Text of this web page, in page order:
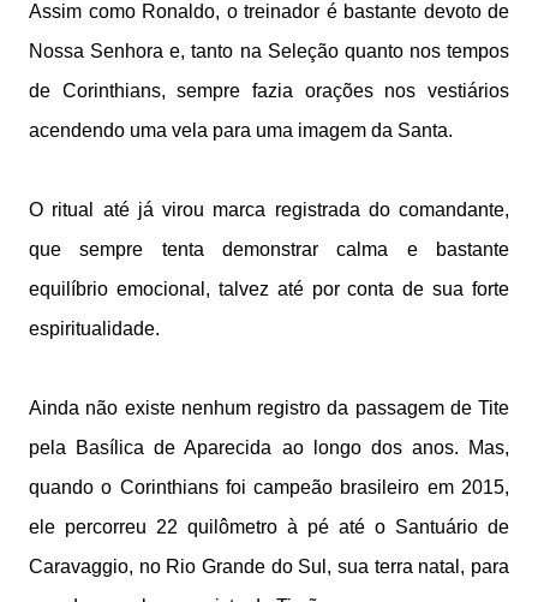
Assim como Ronaldo, o treinador é bastante devoto de
Nossa Senhora e, tanto na Seleção quanto nos tempos
de Corinthians, sempre fazia orações nos vestiários
acendendo uma vela para uma imagem da Santa.
O ritual até já virou marca registrada do comandante,
que sempre tenta demonstrar calma e bastante
equilíbrio emocional, talvez até por conta de sua forte
espiritualidade.
Ainda não existe nenhum registro da passagem de Tite
pela Basílica de Aparecida ao longo dos anos. Mas,
quando o Corinthians foi campeão brasileiro em 2015,
ele percorreu 22 quilômetro à pé até o Santuário de
Caravaggio, no Rio Grande do Sul, sua terra natal, para